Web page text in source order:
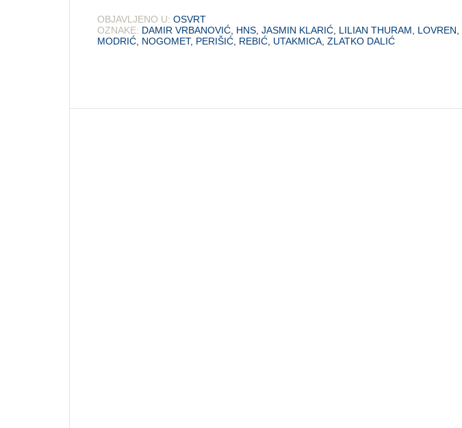
OBJAVLJENO U: OSVRT
OZNAKE: DAMIR VRBANOVIĆ HNS JASMIN KLARIĆ LILIAN THURAM LOVREN
MODRIĆ NOGOMET, PERIŠIĆ REBIĆ UTAKMICA ZLATKO DALIĆ